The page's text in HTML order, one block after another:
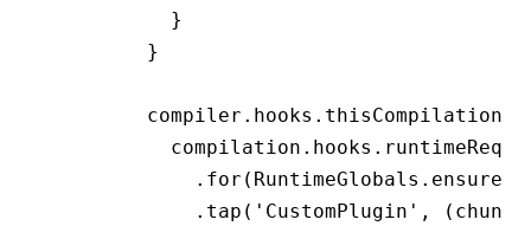
          }
        }
        compiler
. hooks . thisCompilation
          compilation
. hooks
            .for
( RuntimeGlobals
            .tap
( 'CustomPlugin' , (chunk